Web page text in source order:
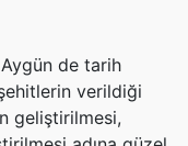
Aygün de tarih
verildiği
geliştirilmesi,